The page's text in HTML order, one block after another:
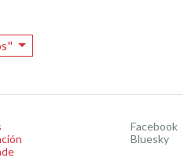
Facebook
Bluesky